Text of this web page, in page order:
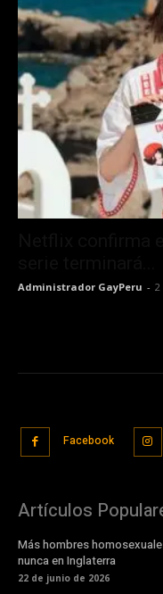
Administrador GayPeru - 2
Facebook
Artículos
Más hombres
nunca en Inglaterra
22 de junio de 2026